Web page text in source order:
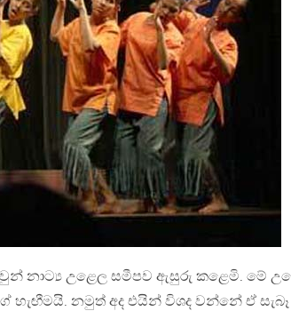
නාට්‍ය උළෙල සමීපව ඇසුරු කළෙමි. මේ
හැඟීමයි. නමුත් අද එයින් විශද වන්නේ ඒ සැබෑ